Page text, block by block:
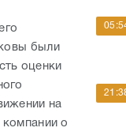
были
оценки
на
о